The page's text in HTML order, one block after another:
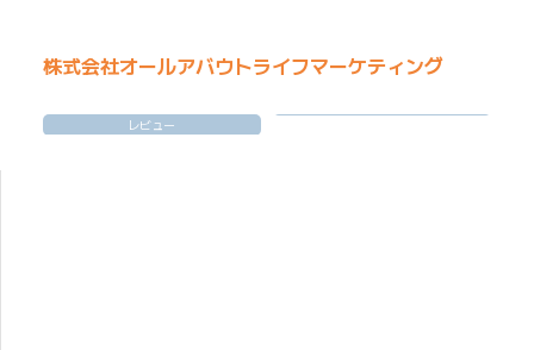
株式会社オールアバウトライフマーケティング
レビュー